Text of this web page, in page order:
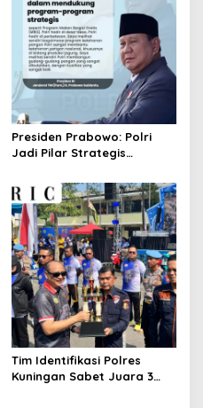
Presiden Prabowo: Polri
Jadi Pilar Strategis
Bergizi Gratis dan
Pembangunan Nasional
Tim Identifikasi Polres
Kuningan Sabet Juara 3